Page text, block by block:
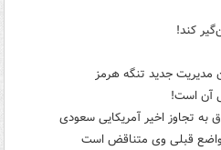
کند!
مدیریت جدید تنگه هرمز
آن است!
به تجاوز اخیر آمریکایی سعودی
مواضع قبلی وی متناقض است